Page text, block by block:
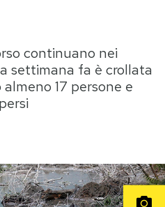
Storie/Idee
Ok Boomer!
Media
continuano nei
settimana fa è crollata
17 persone e